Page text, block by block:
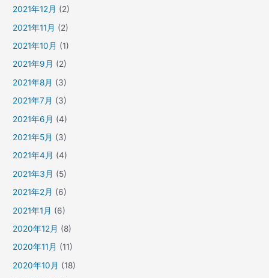
2021年12月 (2)
2021年11月 (2)
2021年10月 (1)
2021年9月 (2)
2021年8月 (3)
2021年7月 (3)
2021年6月 (4)
2021年5月 (3)
2021年4月 (4)
2021年3月 (5)
2021年2月 (6)
2021年1月 (6)
2020年12月 (8)
2020年11月 (11)
2020年10月 (18)